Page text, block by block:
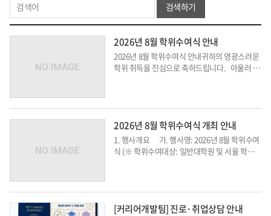
검색하기
2026년 8월 학위수여식 안내
2026년 8월 학위수여식 안내귀하의 영광스러운
학위 취득을 진심으로 축하드립니다. 아울러 본
2026년 8월 학위수여식 개최 안내
1. 행사개요 가. 행사명: 2026년 8월 학위수여
식 (※ 학위수여대상: 일반대학원 및 서울 학
[커리어개발팀] 진로·취업상담 안내